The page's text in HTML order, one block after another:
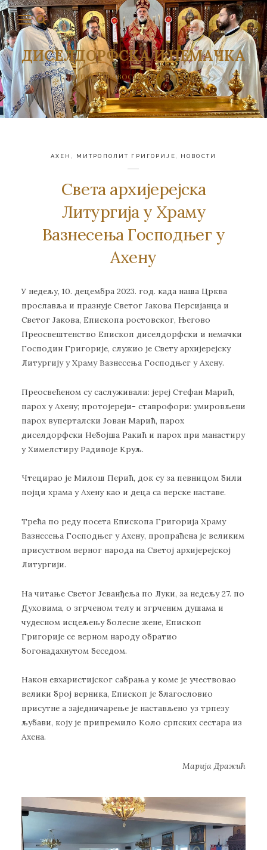
ДИСЕЛДОРФСКА И НЕМАЧКА
СРПСКА ПРАВОСЛАВНА ЕПАРХИЈА
АХЕН МИТРОПОЛИТ ГРИГОРИЈЕ НОВОСТИ
Света архијерејска
Литургија у Храму
Вазнесења Господњег у
Ахену
У недељу, 10. децембра 2023. год. када наша Црква
прославља и празнује Светог Јакова Персијанца и
Светог Јакова, Епископа ростовског, Његово
Преосвештенство Епископ диселдорфски и немачки
Господин Григорије, служио је Свету архијерејску
Литургију у Храму Вазнесења Господњег у Ахену.
Преосвећеном су саслуживали: јереј Стефан Марић,
парох у Ахену; протојереји- ставрофори: умировљени
парох вуперталски Јован Марић, парох
диселдорфски Небојша Ракић и парох при манастиру
у Химелстиру Радивоје Круљ.
Чтецирао је Милош Перић, док су за певницом били
појци храма у Ахену као и деца са верске наставе.
Трећа по реду посета Епископа Григорија Храму
Вазнесења Господњег у Ахену, пропраћена је великим
присуством верног народа на Светој архијерејској
Литургији.
На читање Светог Јеванђеља по Луки, за недељу 27. по
Духовима, о згрченом телу и згрченим душама и
чудесном исцељењу болесне жене, Епископ
Григорије се верном народу обратио
богонадахнутом беседом.
Након евхаристијског сабрања у коме је учествовао
велики број верника, Епископ је благословио
присутне а заједничарење је настављено уз трпезу
љубави, коју је припремило Коло српских сестара из
Ахена.
Maрија Дражић